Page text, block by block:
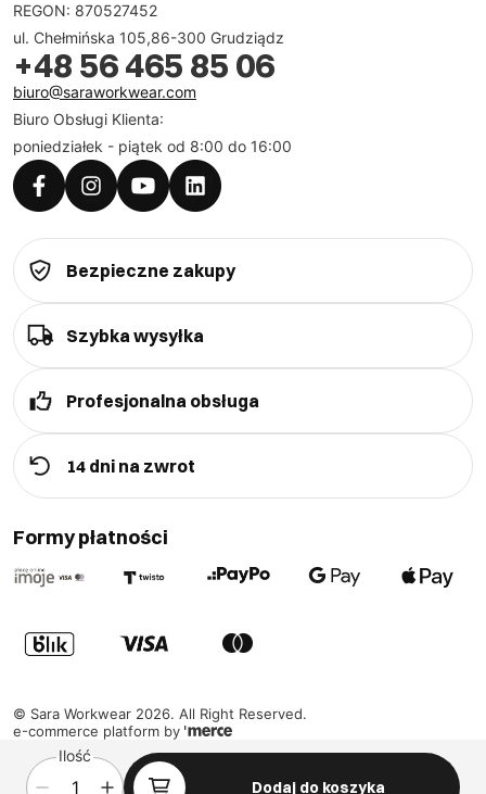
Ilość
Dodaj do koszyka
REGON: 870527452
ul. Chełmińska 105,86-300 Grudziądz
+48 56 465 85 06
biuro@saraworkwear.com
Biuro Obsługi Klienta:
poniedziałek - piątek od 8:00 do 16:00
Bezpieczne zakupy
Szybka wysyłka
Profesjonalna obsługa
14 dni na zwrot
Formy płatności
© Sara Workwear 2026. All Right Reserved.
e-commerce platform by